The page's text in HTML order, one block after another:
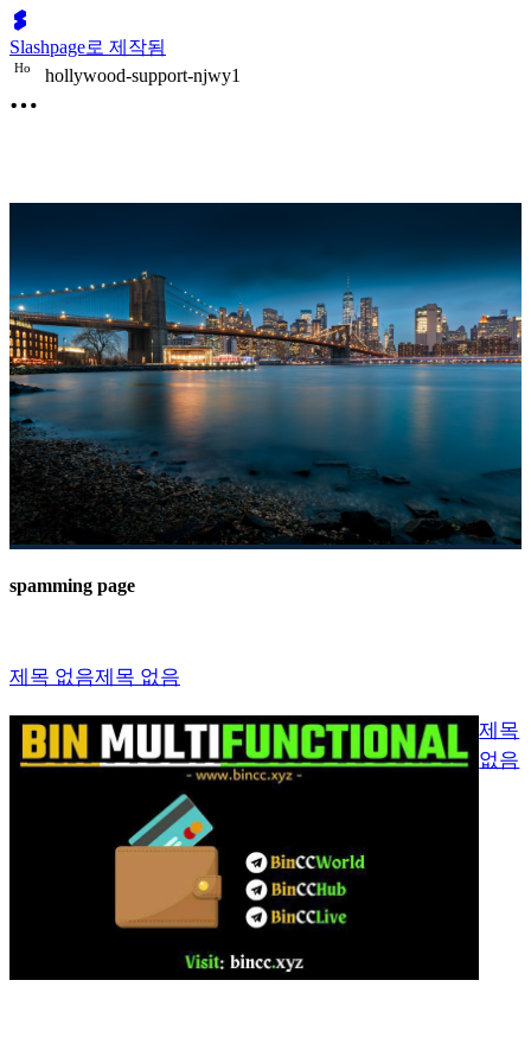
Slashpage로 제작됨
Ho hollywood-support-njwy1
spamming page
제목 없음제목 없음
제목
없음